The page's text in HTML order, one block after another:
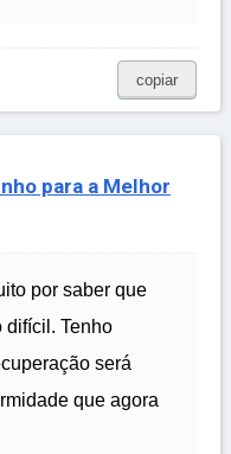
copiar
para a Melhor
por saber que
difícil. Tenho
será
que agora